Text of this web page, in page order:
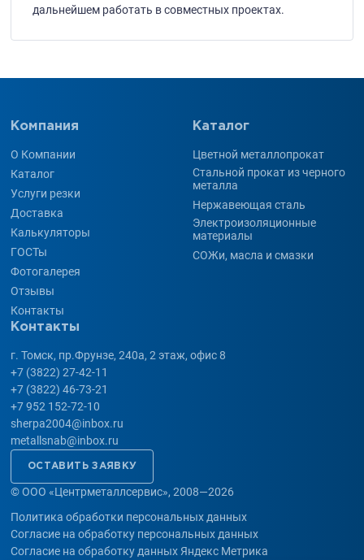
дальнейшем работать в совместных проектах.
©ООО «Центрметаллсервис», 2008—2026
Политика обработки персональных данных
Согласие на обработку персональных данных
Согласие на обработку данных Яндекс Метрика
ОСТАВИТЬ ЗАЯВКУ
Контакты
г. Томск, пр.Фрунзе, 240а, 2 этаж, офис 8
+7 (3822) 27-42-11
+7 (3822) 46-73-21
+7 952 152-72-10
sherpa2004@inbox.ru
metallsnab@inbox.ru
Компания
О Компании
Каталог
Услуги резки
Доставка
Калькуляторы
ГОСТы
Фотогалерея
Отзывы
Контакты
Каталог
Цветной металлопрокат
Стальной прокат из черного
металла
Нержавеющая сталь
Электроизоляционные
материалы
СОЖи, масла и смазки